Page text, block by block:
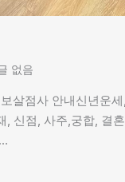
없음
살점사 안내신년운세,
, 신점, 사주,궁합, 결혼